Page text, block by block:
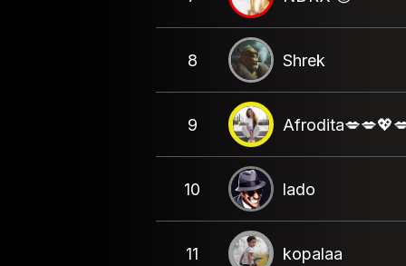
8 Shrek
9
10 lado
11 kopalaa